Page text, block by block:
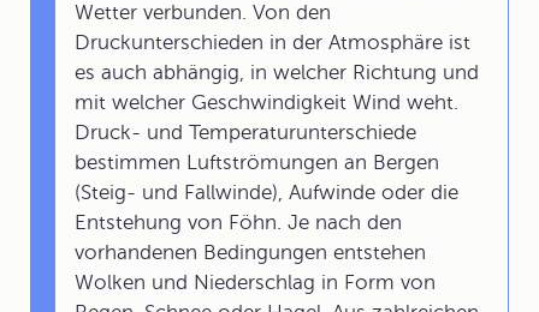
Wetter verbunden. Von den
Druckunterschieden in der Atmosphäre ist
es auch abhängig, in welcher Richtung und
mit welcher Geschwindigkeit Wind weht.
Druck- und Temperaturunterschiede
bestimmen Luftströmungen an Bergen
(Steig- und Fallwinde), Aufwinde oder die
Entstehung von Föhn. Je nach den
vorhandenen Bedingungen entstehen
Wolken und Niederschlag in Form von